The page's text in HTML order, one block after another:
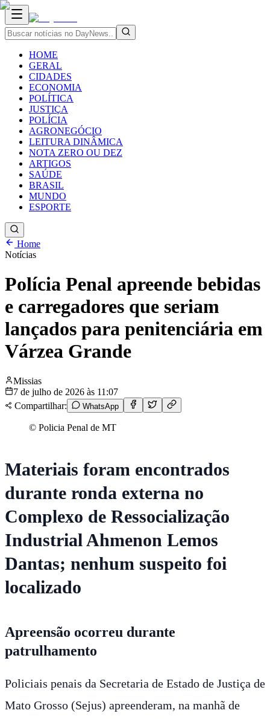
HOME
GERAL
CIDADES
ECONOMIA
POLÍTICA
JUSTIÇA
POLÍCIA
AGRONEGÓCIO
LEITURA DINÂMICA
NOTA ZERO OU DEZ
ARTIGOS
SAÚDE
BRASIL
MUNDO
ESPORTE
Home
Notícias
Polícia Penal apreende bebidas
e carregadores que seriam
lançados para penitenciária em
Várzea Grande
Missias
7 de julho de 2026 às 11:07
Compartilhar:
WhatsApp
© Policia Penal de MT
Materiais foram encontrados
durante ronda externa no
Complexo de Ressocialização
Industrial Ahmenon Lemos
Dantas; nenhum suspeito foi
localizado
Apreensão ocorreu durante
patrulhamento
Policiais penais da Secretaria de Estado de Justiça de
Mato Grosso (Sejus) apreenderam, na manhã de